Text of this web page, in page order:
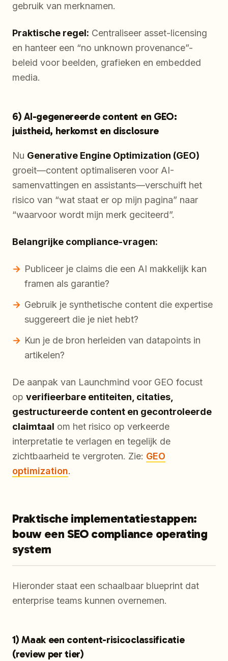
gebruik van merknamen.
Praktische regel: Centraliseer asset-licensing
en hanteer een “no unknown provenance”-
beleid voor beelden, grafieken en embedded
media.
6) AI-gegenereerde content en GEO:
juistheid, herkomst en disclosure
Nu Generative Engine Optimization (GEO)
groeit—content optimaliseren voor AI-
samenvattingen en assistants—verschuift het
risico van “wat staat er op mijn pagina” naar
“waarvoor wordt mijn merk geciteerd”.
Belangrijke compliance-vragen:
Publiceer je claims die een AI makkelijk kan
framen als garantie?
Gebruik je synthetische content die expertise
suggereert die je niet hebt?
Kun je de bron herleiden van datapoints in
artikelen?
De aanpak van Launchmind voor GEO focust
op verifieerbare entiteiten, citaties,
gestructureerde content en gecontroleerde
claimtaal om het risico op verkeerde
interpretatie te verlagen en tegelijk de
zichtbaarheid te vergroten. Zie: GEO
optimization.
Praktische implementatiestappen:
bouw een SEO compliance operating
system
Hieronder staat een schaalbaar blueprint dat
enterprise teams kunnen overnemen.
1) Maak een content-risicoclassificatie
(review per tier)